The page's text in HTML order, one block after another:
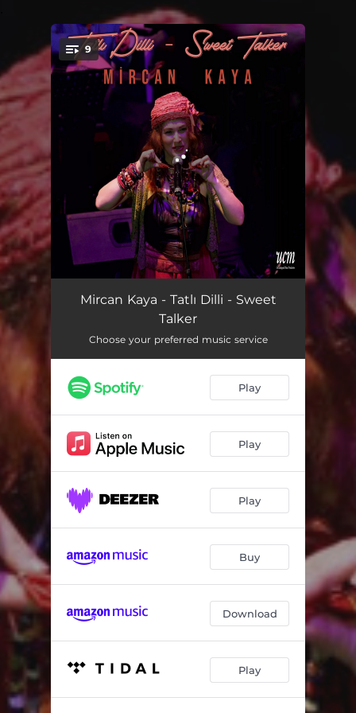
You're all set!
9
Çamdan Sakız Akıyor 03:13
Mavilim Mavişelim
Kaşların İnce Mince 03:26
Kara Kaslar 03:29
Dolama Dolamayı 02:36
Bahça Duvarından Aştım 04:58
Alim de Gitme Pazara 02:43
Oglan Oğlan Kalk Gidelim 04:17
Mircan Kaya - Tatlı Dilli - Sweet
Talker
Choose your preferred music service
Play
Play
Play
Buy
Download
Play